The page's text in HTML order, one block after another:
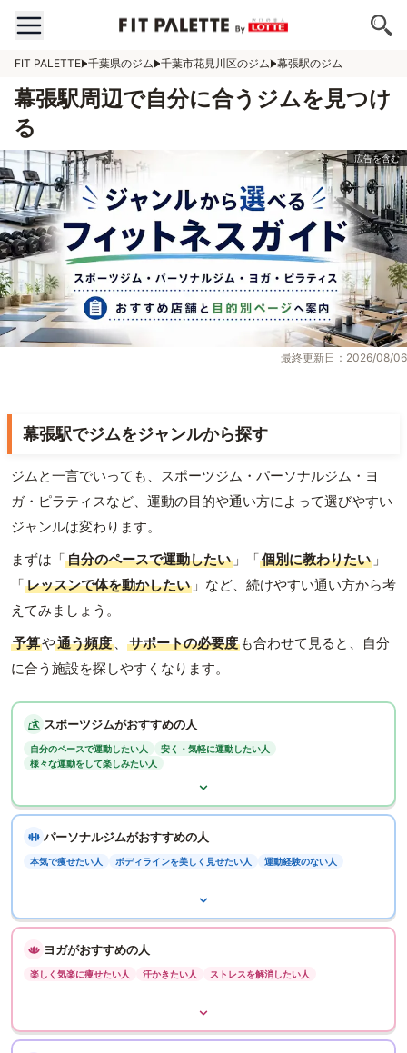
FIT PALETTE 千葉県のジム 千葉市花見川区のジム 幕張駅のジム
幕張駅周辺で自分に合うジムを見つけ
る
最終更新日：2026/08/06
幕張駅でジムをジャンルから探す
ジムと一言でいっても、スポーツジム・パーソナルジム・ヨ
ガ・ピラティスなど、運動の目的や通い方によって選びやすい
ジャンルは変わります。
まずは「自分のペースで運動したい 」「個別に教わりたい 」
「レッスンで体を動かしたい 」など、続けやすい通い方から考
えてみましょう。
予算や通う頻度 、 サポートの必要度 も合わせて見ると、自分
に合う施設を探しやすくなります。
スポーツジムがおすすめの人
自分のペースで運動したい人
安く・気軽に運動したい人
様々な運動をして楽しみたい人
パーソナルジムがおすすめの人
本気で痩せたい人 ボディラインを美しく見せたい人 運動経験のない人
ヨガがおすすめの人
楽しく気楽に痩せたい人 汗かきたい人 ストレスを解消したい人